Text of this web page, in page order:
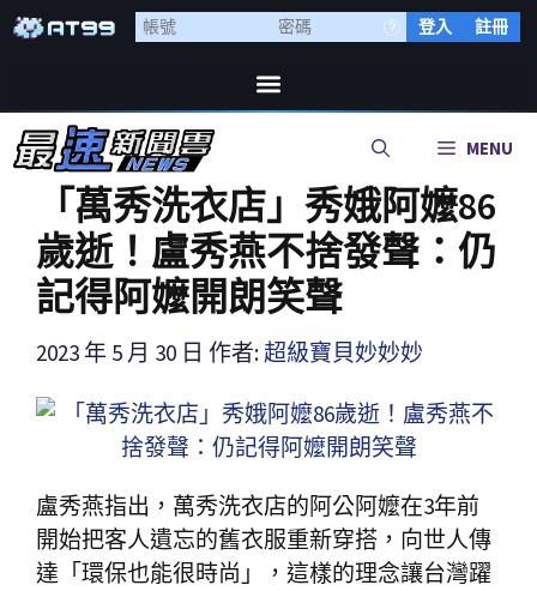
登入 註冊
MENU
「萬秀洗衣店」秀娥阿嬤86
歲逝！盧秀燕不捨發聲：仍
記得阿嬤開朗笑聲
2023 年 5 月 30 日 作者: 超級寶貝妙妙妙
盧秀燕指出，萬秀洗衣店的阿公阿嬤在3年前
開始把客人遺忘的舊衣服重新穿搭，向世人傳
達「環保也能很時尚」，這樣的理念讓台灣躍